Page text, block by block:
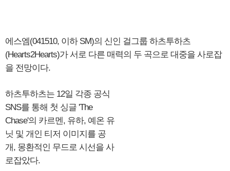
에스엠(041510, 이하 SM)의 신인 걸그룹 하츠투하츠
(Hearts2Hearts)가 서로 다른 매력의 두 곡으로 대중을 사로잡
을 전망이다.
하츠투하츠는 12일 각종 공식
SNS를 통해 첫 싱글 'The
Chase'의 카르멘, 유하, 예온 유
닛 및 개인 티저 이미지를 공
개, 몽환적인 무드로 시선을 사
로잡았다.